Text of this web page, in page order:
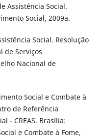
Assistência Social.
Social, 2009a.
Social. Resolução
de Serviços
Nacional de
Social e Combate à
de Referência
- CREAS. Brasília:
e Combate à Fome,